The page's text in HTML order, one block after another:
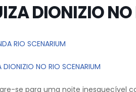
DIONIZIO
RIO SCENARIUM
DIONIZIO NO RIO SCENARIUM
se para uma noite inesquecível